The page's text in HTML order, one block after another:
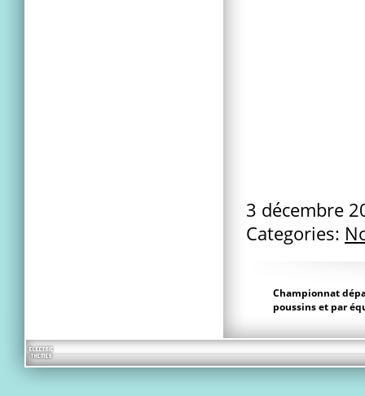
3 décembre
Categories:
Championnat
poussins et par